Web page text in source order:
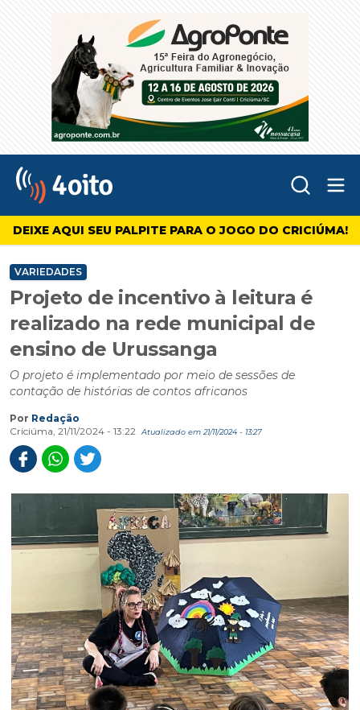
4oito
DEIXE AQUI SEU PALPITE PARA O JOGO DO CRICIÚMA!
VARIEDADES
Projeto de incentivo à leitura é
realizado na rede municipal de
ensino de Urussanga
O projeto é implementado por meio de sessões de
contação de histórias de contos africanos
Por Redação
Criciúma, 21/11/2024 - 13:22
Atualizado em 21/11/2024 - 13:27